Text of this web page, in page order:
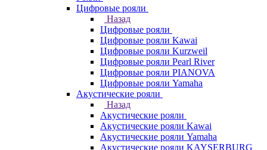
Цифровые рояли
Назад
Цифровые рояли
Цифровые рояли Kawai
Цифровые рояли Kurzweil
Цифровые рояли Pearl River
Цифровые рояли PIANOVA
Цифровые рояли Yamaha
Акустические рояли
Назад
Акустические рояли
Акустические рояли Kawai
Акустические рояли Yamaha
Акустические рояли KAYSERBURG